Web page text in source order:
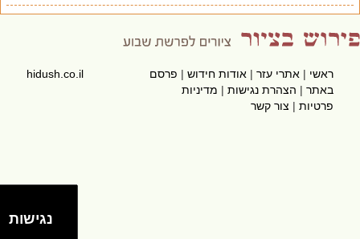
ראשי|אתרי עזר|אודות חידוש|פרסם
באתר|הצהרת נגישות|מדיניות
פרטיות|צור קשר
hidush.co.il
נגישות